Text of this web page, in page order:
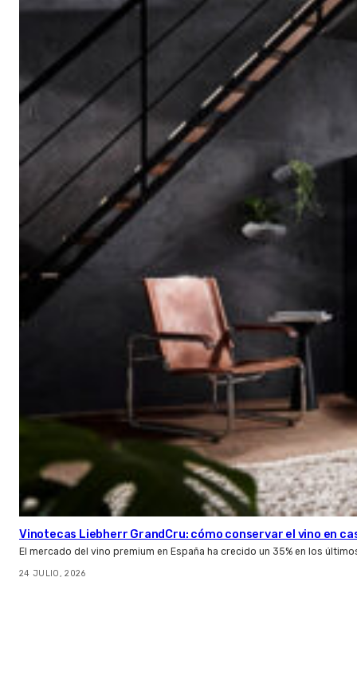
Vinotecas Liebherr GrandCru: cómo conservar el vino en
El mercado del vino premium en España ha crecido un 35% en los
24 JULIO, 2026